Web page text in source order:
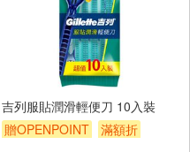
吉列服貼潤滑輕便刀 10入裝
贈OPENPOINT
滿額折